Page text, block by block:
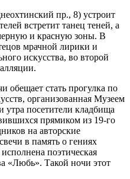
пр., 8) устроит
встретит танец теней, а
и красную зоны. В
мрачной лирики и
искусства, во второй
обещает стать прогулка по
организованная Музеем
утра посетители кладбища
прямиком из 19-го
на авторские
в память о гениях
поэтическая
«Любь». Такой ночи этот